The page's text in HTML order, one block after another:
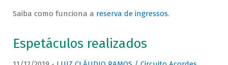
Saiba como funciona a reserva de ingressos.
Espetáculos realizados